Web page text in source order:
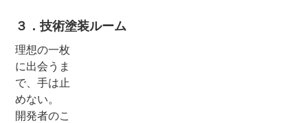
３．技術塗装ルーム
理想の一枚
に出会うま
で、手は止
めない。
開発者のこ